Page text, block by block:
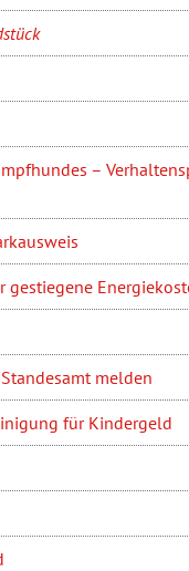
–
gestiegene
melden
für Kindergeld